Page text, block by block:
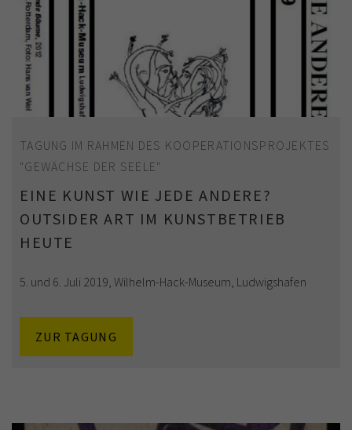
TAGUNG IM RAHMEN DES KOOPERATIONSPROJEKTES
"GEWÄCHSE DER SEELE"
EINE KUNST WIE JEDE ANDERE?
OUTSIDER ART IM KUNSTBETRIEB
HEUTE
5. und 6. Juli 2019, Wilhelm-Hack-Museum, Ludwigshafen
ZUR TAGUNG